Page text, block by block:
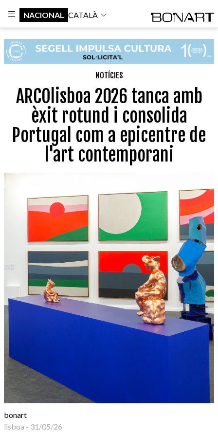
NACIONAL CATALÀ
NOTÍCIES
ARCOlisboa 2026 tanca amb
èxit rotund i consolida
Portugal com a epicentre de
l'art contemporani
bonart
lisboa - 31/05/26